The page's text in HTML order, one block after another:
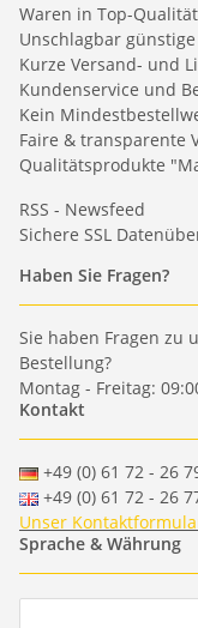
Waren in Top-
Unschlagbar günstige
Kurze Versand- und
Kundenservice und
Kein
Faire & transparente
Qualitätsprodukte
RSS - Newsfeed
Sichere SSL
Haben Sie Fragen?
Sie haben Fragen zu
Bestellung?
Montag - Freitag:
Kontakt
+49 (0) 61 72 - 26
+49 (0) 61 72 - 26
Unser
Sprache & Währung
- - -
-